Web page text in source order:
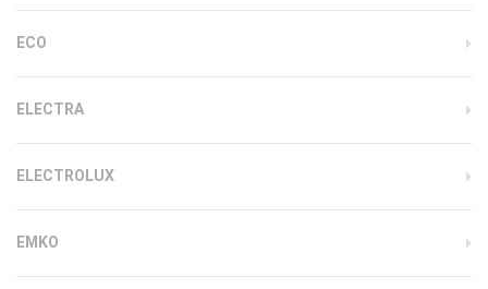
ECO
ELECTRA
ELECTROLUX
EMKO